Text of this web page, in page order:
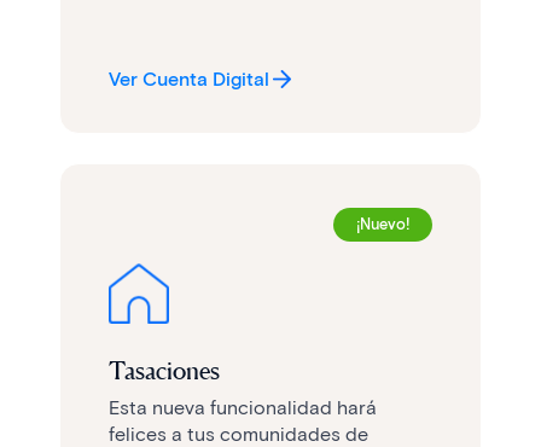
Ver Cuenta Digital
¡Nuevo!
Tasaciones
Esta nueva funcionalidad hará
felices a tus comunidades de